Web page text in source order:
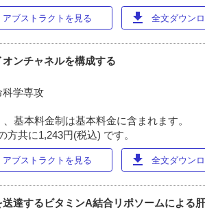
アブストラクトを見る download 全文ダウン
ンチャネルを構成する
科学専攻
基本料金制は基本料金に含まれます。
共に1,243円(税込) です。
アブストラクトを見る download 全文ダウン
達するビタミンA結合リポソームによる